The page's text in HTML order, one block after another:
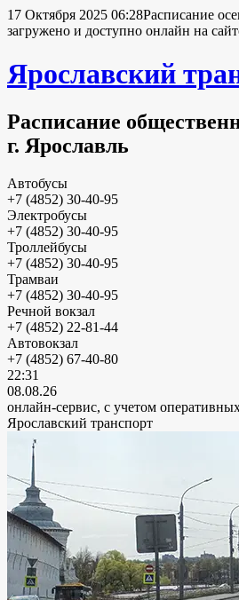
17 Октября 2025 06:28Расписание
загружено и доступно онлайн на
Ярославский
Расписание
г. Ярославль
Автобусы
+7 (4852) 30-40-95
Электробусы
+7 (4852) 30-40-95
Троллейбусы
+7 (4852) 30-40-95
Трамваи
+7 (4852) 30-40-95
Речной вокзал
+7 (4852) 22-81-44
Автовокзал
+7 (4852) 67-40-80
22:31
08.08.26
онлайн-сервис, с учетом
Ярославский транспорт